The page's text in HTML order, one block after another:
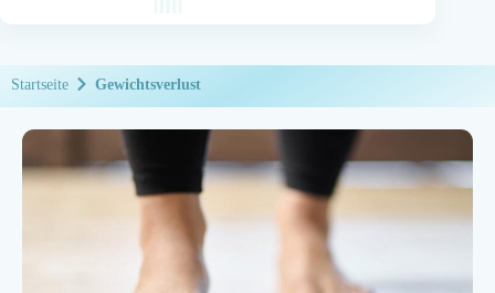
Startseite Gewichtsverlust